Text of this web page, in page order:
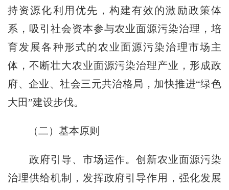
持资源化利用优先，构建有效的激励政策体
系，吸引社会资本参与农业面源污染治理，培
育发展各种形式的农业面源污染治理市场主
体，不断壮大农业面源污染治理产业，形成政
府、企业、社会三元共治格局，加快推进“绿色
大田”建设步伐。
（二）基本原则
政府引导、市场运作。创新农业面源污染
治理供给机制，发挥政府引导作用，强化发展